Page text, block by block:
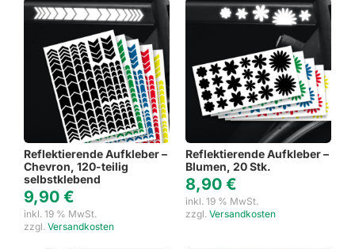
Reflektierende Aufkleber –
Chevron, 120-teilig
selbstklebend
9,90 €
inkl. 19 % MwSt.
zzgl. Versandkosten
Reflektierende Aufkleber –
Blumen, 20 Stk.
8,90 €
inkl. 19 % MwSt.
zzgl. Versandkosten